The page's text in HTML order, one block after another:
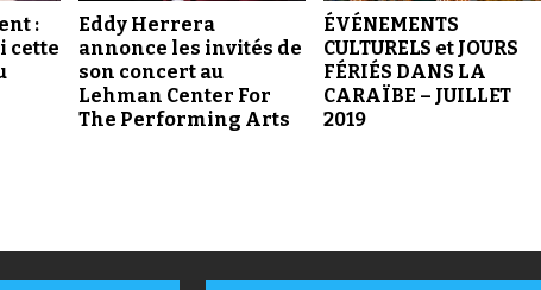
:
cette
Eddy Herrera
annonce les invités de
son concert au
Lehman Center For
The Performing Arts
ÉVÉNEMENTS
CULTURELS et JOURS
FÉRIÉS DANS LA
CARAÏBE – JUILLET
2019